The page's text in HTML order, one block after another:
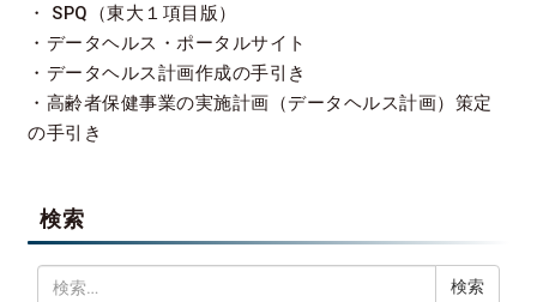
・ SPQ（東大１項目版）
・ データヘルス・ポータルサイト
・ データヘルス計画作成の手引き
・ 高齢者保健事業の実施計画（データヘルス計画）策定
の手引き
検索
検